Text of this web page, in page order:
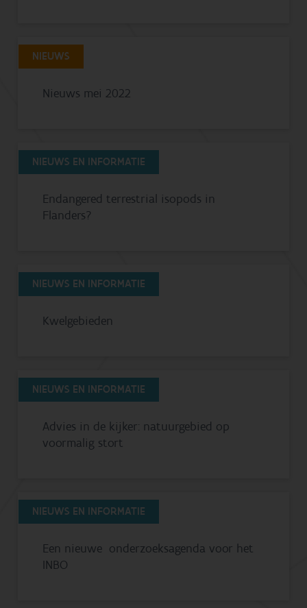
NIEUWS
Nieuws mei 2022
NIEUWS EN INFORMATIE
Endangered terrestrial isopods in
Flanders?
NIEUWS EN INFORMATIE
Kwelgebieden
NIEUWS EN INFORMATIE
Advies in de kijker: natuurgebied op
voormalig stort
NIEUWS EN INFORMATIE
Een nieuwe onderzoeksagenda voor het
INBO